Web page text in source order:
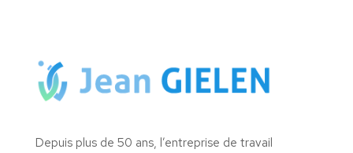
Depuis plus de 50 ans, l’entreprise de travail